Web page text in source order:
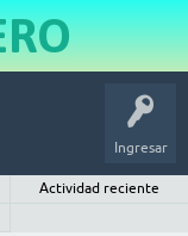
Ingresar
Actividad reciente